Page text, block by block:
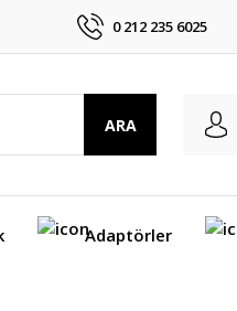
0 212 235 6025
ARA
Adaptörler